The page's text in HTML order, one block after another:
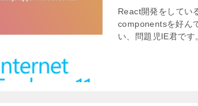
React開発をしてい
componentsを好ん
い、問題児IE君で